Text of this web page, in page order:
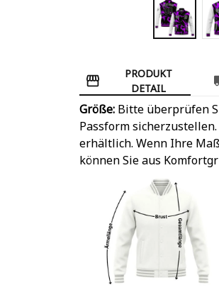
PRODUKT
DETAIL
Größe: Bitte überprüfen
Passform
erhältlich. Wenn Ihre
können Sie aus